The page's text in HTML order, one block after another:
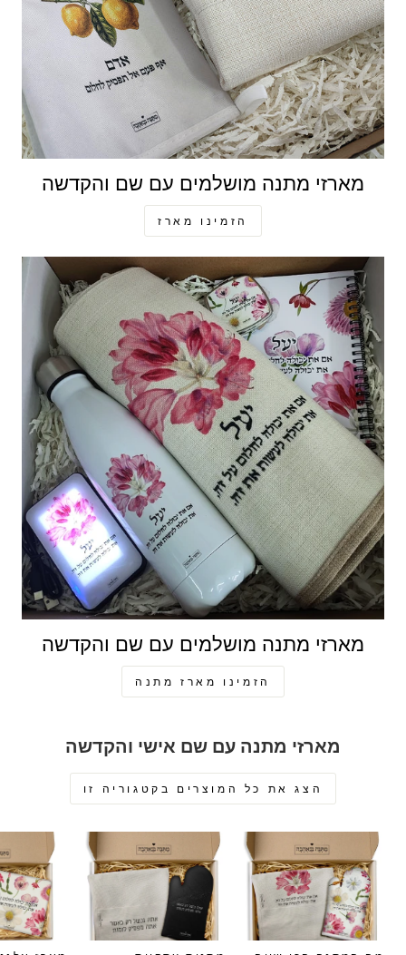
מארזי מתנה מושלמים עם שם והקדשה
הזמינו מארז
מארזי מתנה מושלמים עם שם והקדשה
הזמינו מארז מתנה
מארזי מתנה עם שם אישי והקדשה
הצג את כל המוצרים בקטגוריה זו